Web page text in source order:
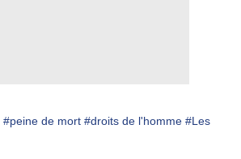
#peine de mort #droits de l'homme #Les